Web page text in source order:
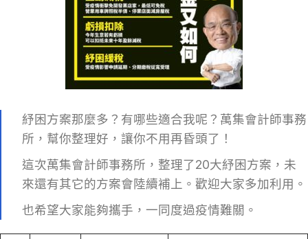
紓困方案那麼多？有哪些適合我呢？萬集會計師事務
所，幫你整理好，讓你不用再昏頭了！
這次萬集會計師事務所，整理了20大紓困方案，未
來還有其它的方案會陸續補上。歡迎大家多加利用。
也希望大家能夠攜手，一同度過疫情難關。